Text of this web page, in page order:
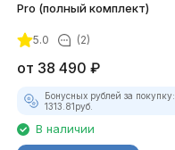
Pro (полный комплект)
5.0 (2)
от 38 490 ₽
Бонусных рублей за покупку:
1313.81руб.
В наличии